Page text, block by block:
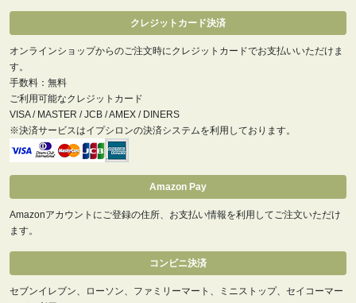
クレジットカード決済
オンラインショップからのご注文時にクレジットカードでお支払いいただけま
す。
手数料：無料
ご利用可能なクレジットカード
VISA / MASTER / JCB / AMEX / DINERS
※決済サービスはイプシロンの決済システムを利用しております。
Amazon Pay
Amazonアカウントにご登録の住所、お支払い情報を利用してご注文いただけ
ます。
コンビニ決済
セブンイレブン、ローソン、ファミリーマート、ミニストップ、セイコーマー